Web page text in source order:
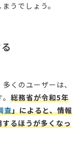
うでしょう。
くのユーザーは、
総務省が令和5年
査」によると、情報
るほうが多くなっ